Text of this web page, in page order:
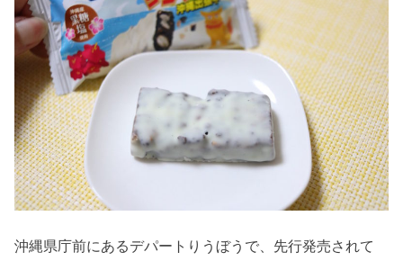
沖縄県庁前にあるデパートりうぼうで、先行発売されて